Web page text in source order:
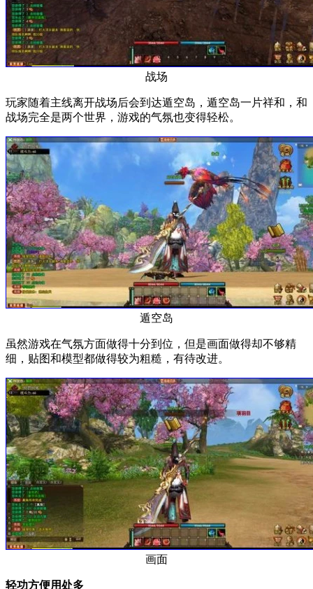
战场
玩家随着主线离开战场后会到达遁空岛，遁空岛一片祥和，和
战场完全是两个世界，游戏的气氛也变得轻松。
遁空岛
虽然游戏在气氛方面做得十分到位，但是画面做得却不够精
细，贴图和模型都做得较为粗糙，有待改进。
画面
轻功方便用处多